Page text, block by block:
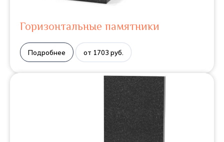
Горизонтальные памятники
Подробнее от 1703 руб.